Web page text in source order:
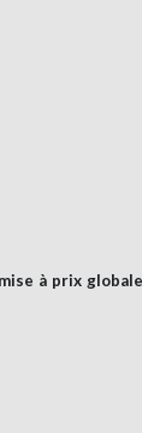
à prix